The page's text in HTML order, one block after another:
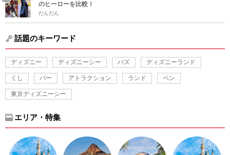
のヒーローを比較！
だんだん
話題のキーワード
ディズニー ディズニーシー バズ ディズニーランド
くし バー アトラクション ランド ペン
東京ディズニーシー
エリア・特集